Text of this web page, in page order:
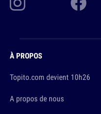
À PROPOS
Topito.com devient 10h26
A propos de nous